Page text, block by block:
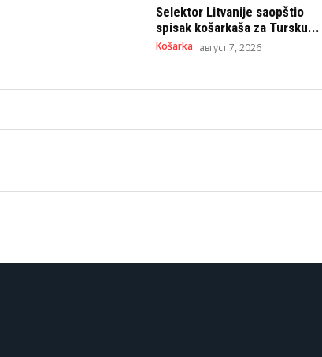
Selektor Litvanije saopštio
spisak košarkaša za Tursku...
Košarka август 7, 2026